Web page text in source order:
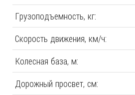
Грузоподъемность, кг:
Скорость движения, км/ч:
Колесная база, м:
Дорожный просвет, см: